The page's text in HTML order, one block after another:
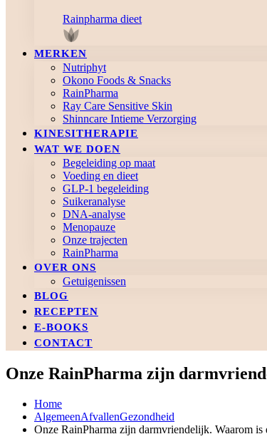
Rainpharma dieet
MERKEN
Nutriphyt
Okono Foods & Snacks
RainPharma
Ray Care Sensitive Skin
Shinncare Intieme Verzorging
KINESITHERAPIE
WAT WE DOEN
Begeleiding op maat
Voeding en dieet
GLP-1 begeleiding
Suikeranalyse
DNA-analyse
Menopauze
Onze trajecten
RainPharma
OVER ONS
Getuigenissen
BLOG
RECEPTEN
E-BOOKS
CONTACT
Onze RainPharma zijn
Home
AlgemeenAfvallenGezondheid
Onze RainPharma zijn darmvriendelijk. Waarom is